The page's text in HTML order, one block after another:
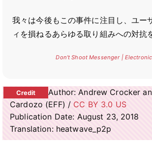
我々は今後もこの事件に注目し、ユー
ィを損ねるあらゆる取り組みへの対抗
Don’t Shoot Messenger |
Author: Andrew Crocker
Cardozo (EFF) / CC BY 3.0 US
Publication Date: August 23, 2018
Translation: heatwave_p2p